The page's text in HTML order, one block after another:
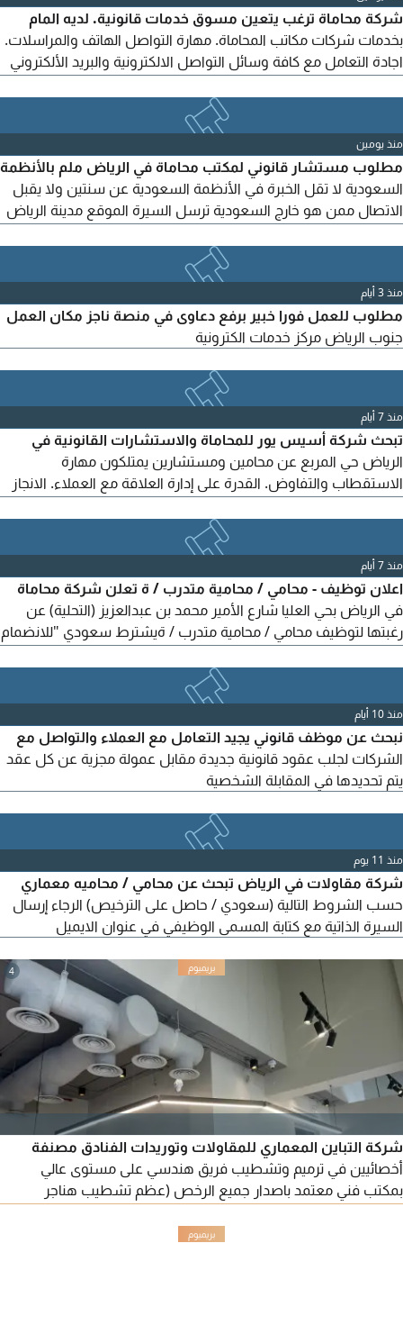
شركة محاماة ترغب يتعين مسوق خدمات قانونية. لديه المام
بخدمات شركات مكاتب المحاماة. مهارة التواصل الهاتف والمراسلات.
اجادة التعامل مع كافة وسائل التواصل الالكترونية والبريد الألكتروني
الانجليزية بخبرة لا تقل عن سنتين في مكاتب المحاماة
منذ يومين
مطلوب مستشار قانوني لمكتب محاماة في الرياض ملم بالأنظمة
السعودية لا تقل الخبرة في الأنظمة السعودية عن سنتين ولا يقبل
الاتصال ممن هو خارج السعودية ترسل السيرة الموقع مدينة الرياض
منذ 3 أيام
مطلوب للعمل فورا خبير برفع دعاوى في منصة ناجز مكان العمل
جنوب الرياض مركز خدمات الكترونية
منذ 7 أيام
تبحث شركة أسيس يور للمحاماة والاستشارات القانونية في
الرياض حي المربع عن محامين ومستشارين يمتلكون مهارة
الاستقطاب والتفاوض. القدرة على إدارة العلاقة مع العملاء. الانجاز
الأولوية للكفاءة والقدرة على تحقيق قيمة فعلية، وليس لعدد سنوات
الخبرة فقط. للمهتمين، نأمل إرسال السيرة الذاتية. نبذة مختصرة عن
الخبرة
منذ 7 أيام
اعلان توظيف - محامي / محامية متدرب / ة تعلن شركة محاماة
في الرياض بحي العليا شارع الأمير محمد بن عبدالعزيز (التحلية) عن
رغبتها لتوظيف محامي / محامية متدرب / ةيشترط سعودي "للانضمام
القانون أو الشريعة بتقدير لا يقل عن جيد جدا مرتفع - لم يسبق له
العمل في أية منشأة أخرى. الالتزام بأخلاقيات المهنة وأداء المهام
الموكلة بدقة وانضباط. القدرة على تحمل
منذ 10 أيام
نبحث عن موظف قانوني يجيد التعامل مع العملاء والتواصل مع
الشركات لجلب عقود قانونية جديدة مقابل عمولة مجزية عن كل عقد
يتم تحديدها في المقابلة الشخصية
منذ 11 يوم
شركة مقاولات في الرياض تبحث عن محامي / محاميه معماري
حسب الشروط التالية (سعودي / حاصل على الترخيص) الرجاء إرسال
السيرة الذاتية مع كتابة المسمى الوظيفي في عنوان الايميل
4
شركة التباين المعماري للمقاولات وتوريدات الفنادق مصنفة
أخصائيين في ترميم وتشطيب فريق هندسي على مستوى عالي
بمكتب فني معتمد باصدار جميع الرخص (عظم تشطيب هناجر